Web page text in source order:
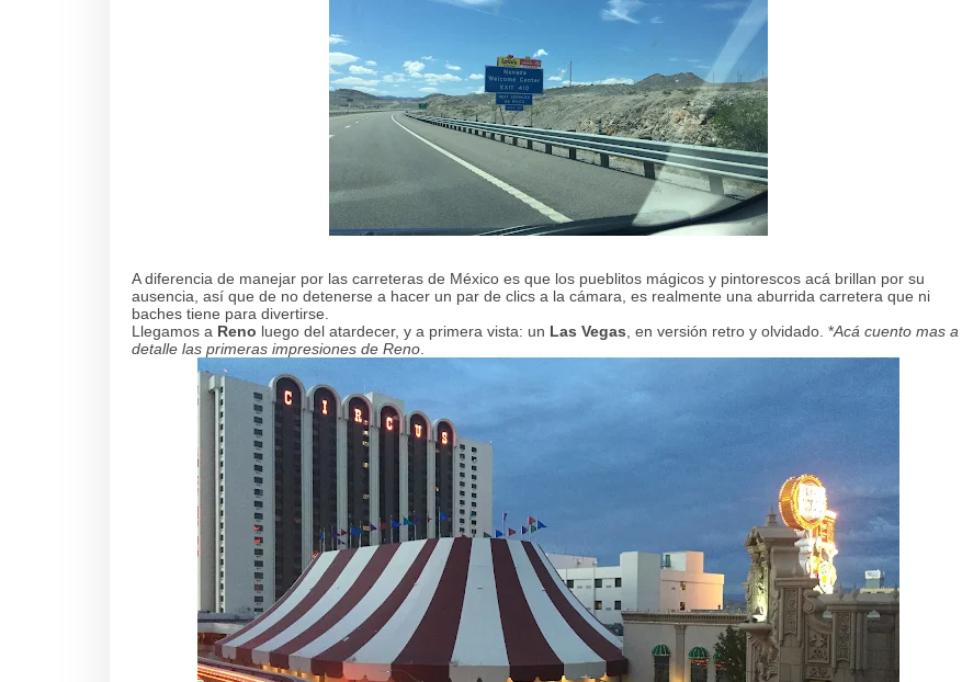
A diferencia de manejar por las carreteras de México es que los pueblitos mágicos y pintorescos acá brillan por su
ausencia, así que de no detenerse a hacer un par de clics a la cámara, es realmente una aburrida carretera que ni
baches tiene para divertirse.
Llegamos a Reno luego del atardecer, y a primera vista: un Las Vegas , en versión retro y olvidado. *Acá cuento mas a
detalle las primeras impresiones de Reno.